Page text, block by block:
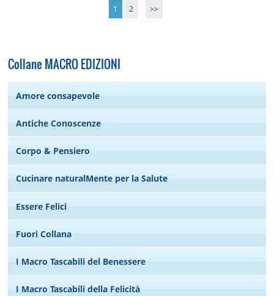
1 2 >>
Collane MACRO EDIZIONI
Amore consapevole
Antiche Conoscenze
Corpo & Pensiero
Cucinare naturalMente per la Salute
Essere Felici
Fuori Collana
I Macro Tascabili del Benessere
I Macro Tascabili della Felicità